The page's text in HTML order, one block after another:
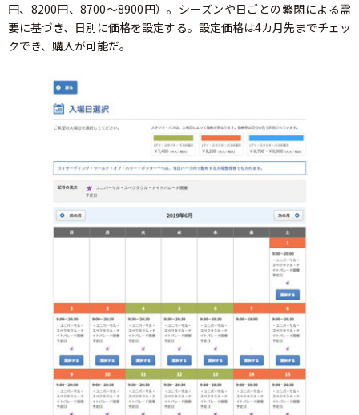
円、8200円、8700～8900円）。シーズンや日ごとの繁閑による需
要に基づき、日別に価格を設定する。設定価格は4カ月先までチェッ
クでき、購入が可能だ。